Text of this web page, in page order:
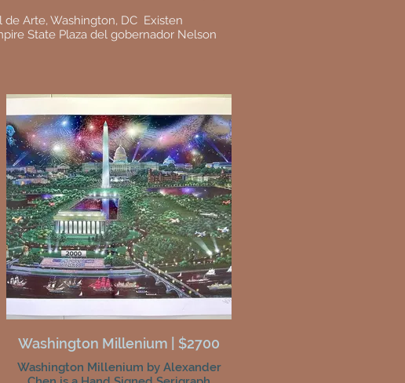
de Arte, Washington, DC Existen
State Plaza del gobernador Nelson
Washington Millenium | $2700
Washington Millenium by Alexander